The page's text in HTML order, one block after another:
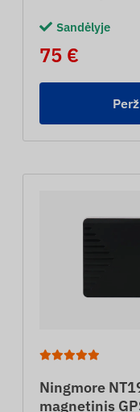
Sandėlyje
75 €
Ningmore
magnetinis